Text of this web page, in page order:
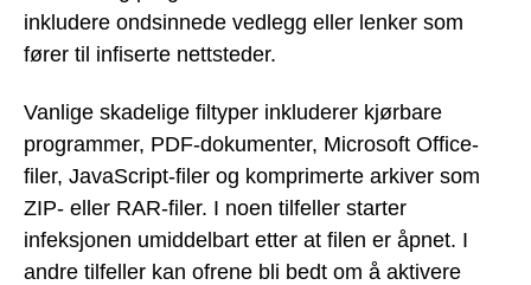
inkludere ondsinnede vedlegg eller lenker som
fører til infiserte nettsteder.
Vanlige skadelige filtyper inkluderer kjørbare
programmer, PDF-dokumenter, Microsoft Office-
filer, JavaScript-filer og komprimerte arkiver som
ZIP- eller RAR-filer. I noen tilfeller starter
infeksjonen umiddelbart etter at filen er åpnet. I
andre tilfeller kan ofrene bli bedt om å aktivere